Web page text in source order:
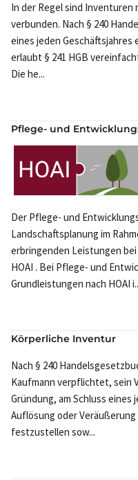
In der Regel sind
verbunden. Nach § 240
eines jeden
erlaubt § 241 HGB
Die he...
Pflege- und
Der Pflege- und
Landschaftsplanung im
erbringenden Leistungen bei
HOAI . Bei Pflege- und
Grundleistungen nach HOAI
Körperliche Inventur
Nach § 240
Kaufmann verpflichtet, sein
Gründung, am Schluss eines
Auflösung oder
festzustellen sow...